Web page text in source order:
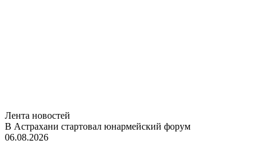
Лента новостей
В Астрахани стартовал юнармейский форум
06.08.2026